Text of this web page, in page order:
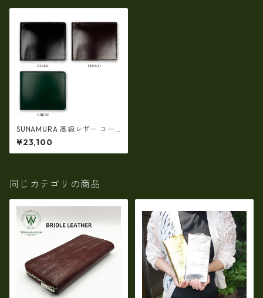
SUNAMURA 高級レザー コー
ドバン 二つ折り財布（コイン
入れあり）(日本製) ly-1001
¥23,100
同じカテゴリの商品